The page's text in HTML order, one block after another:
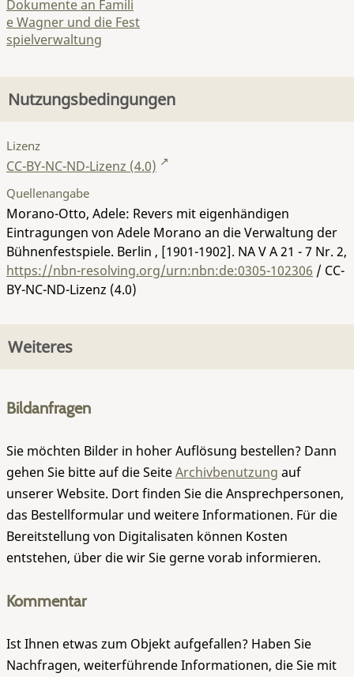
Dokumente an Famili
e Wagner und die Fest
spielverwaltung
Nutzungsbedingungen
Lizenz
CC-BY-NC-ND-Lizenz (4.0)
Quellenangabe
Morano-Otto, Adele: Revers mit eigenhändigen
Eintragungen von Adele Morano an die Verwaltung der
Bühnenfestspiele. Berlin , [1901-1902]. NA V A 21 - 7 Nr. 2,
https://nbn-resolving.org/urn:nbn:de:0305-102306 / CC-
BY-NC-ND-Lizenz (4.0)
Weiteres
Bildanfragen
Sie möchten Bilder in hoher Auflösung bestellen? Dann
gehen Sie bitte auf die SeiteArchivbenutzung auf
unserer Website. Dort finden Sie die Ansprechpersonen,
das Bestellformular und weitere Informationen. Für die
Bereitstellung von Digitalisaten können Kosten
entstehen, über die wir Sie gerne vorab informieren.
Kommentar
Ist Ihnen etwas zum Objekt aufgefallen? Haben Sie
Nachfragen, weiterführende Informationen, die Sie mit